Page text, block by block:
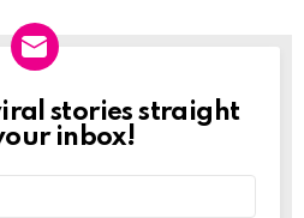
stories straight
inbox!